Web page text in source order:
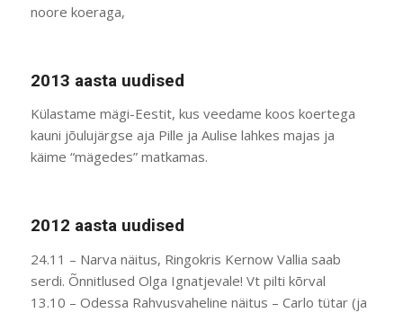
noore koeraga,
2013 aasta uudised
Külastame mägi-Eestit, kus veedame koos koertega
kauni jõulujärgse aja Pille ja Aulise lahkes majas ja
käime “mägedes” matkamas.
2012 aasta uudised
24.11 – Narva näitus, Ringokris Kernow Vallia saab
serdi. Õnnitlused Olga Ignatjevale! Vt pilti kõrval
13.10 – Odessa Rahvusvaheline näitus – Carlo tütar (ja